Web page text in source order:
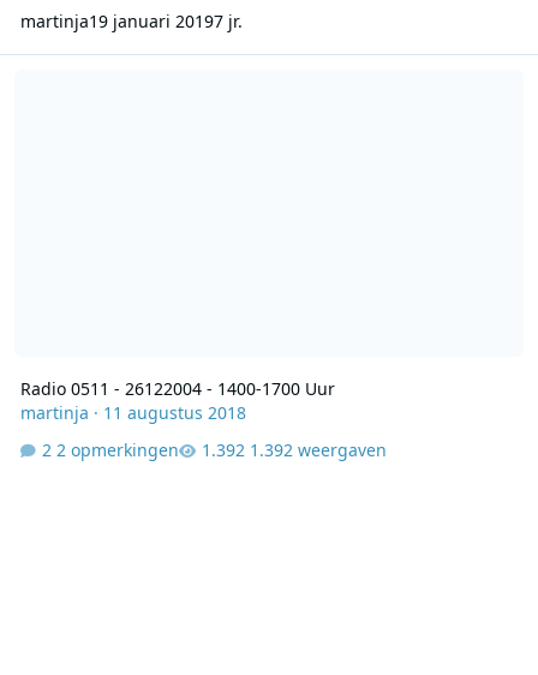
martinja19 januari 20197 jr.
Radio 0511 - 26122004 - 1400-1700 Uur
martinja · 11 augustus 2018
2 opmerkingen
1.392 weergaven